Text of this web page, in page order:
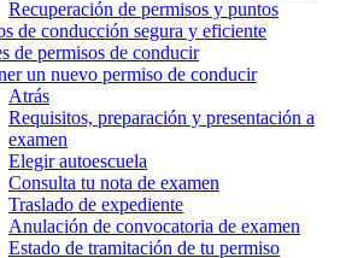
Recuperación de permisos y puntos
de conducción segura y eficiente
de permisos de conducir
un nuevo permiso de conducir
Atrás
Requisitos, preparación y presentación a
examen
Elegir autoescuela
Consulta tu nota de examen
Traslado de expediente
Anulación de convocatoria de examen
Estado de tramitación de tu permiso